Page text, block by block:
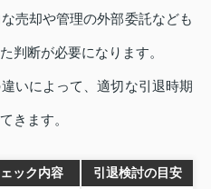
売却や管理の外部委託なども
判断が必要になります。
いによって、適切な引退時期
きます。
ック内容 引退検討の目安